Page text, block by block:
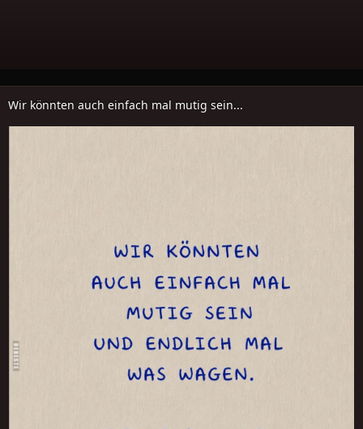
Wir könnten auch einfach mal mutig sein...